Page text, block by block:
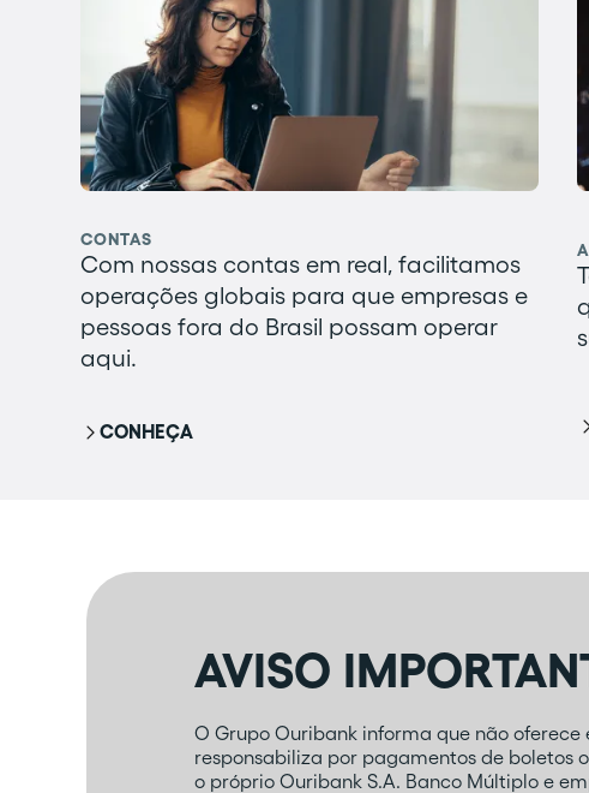
CONTAS
Com nossas contas em real, facilitamos
operações globais para que empresas e
pessoas fora do Brasil possam operar
aqui.
CONHEÇA
AVISO
O Grupo Ouribank informa que não
responsabiliza por pagamentos de boletos
o próprio Ouribank S.A. Banco Múltiplo e